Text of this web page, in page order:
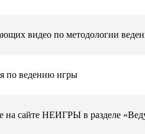
видео по методологии
по ведению игры
на сайте НЕИГРЫ в разделе